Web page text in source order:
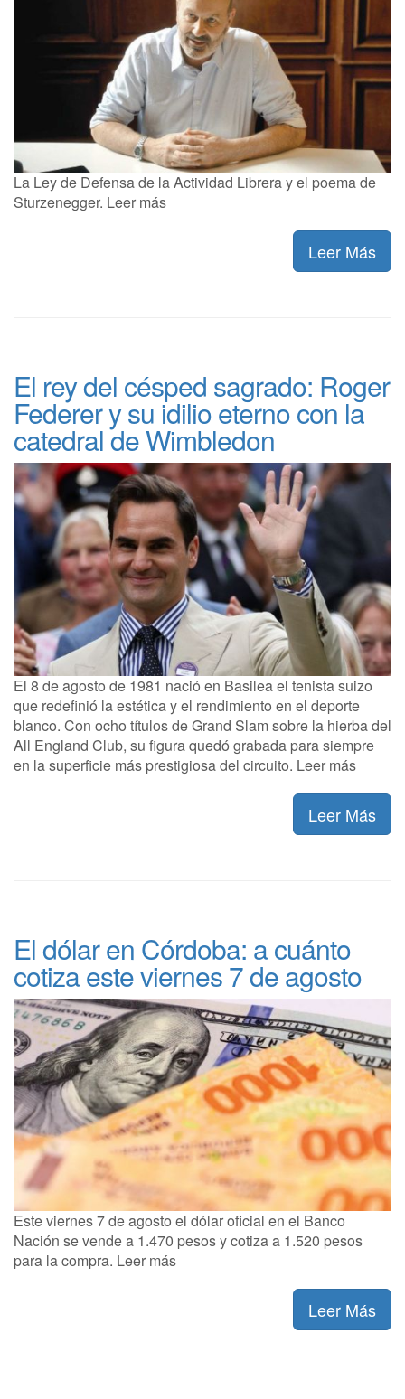
La Ley de Defensa de la Actividad Librera y el poema de
Sturzenegger. Leer más
Leer Más
El rey del césped sagrado: Roger
Federer y su idilio eterno con la
catedral de Wimbledon
El 8 de agosto de 1981 nació en Basilea el tenista suizo
que redefinió la estética y el rendimiento en el deporte
blanco. Con ocho títulos de Grand Slam sobre la hierba del
All England Club, su figura quedó grabada para siempre
en la superficie más prestigiosa del circuito. Leer más
Leer Más
El dólar en Córdoba: a cuánto
cotiza este viernes 7 de agosto
Este viernes 7 de agosto el dólar oficial en el Banco
Nación se vende a 1.470 pesos y cotiza a 1.520 pesos
para la compra. Leer más
Leer Más